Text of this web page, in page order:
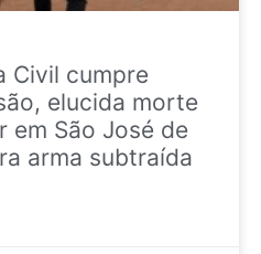
Civil cumpre
elucida morte
em São José de
arma subtraída